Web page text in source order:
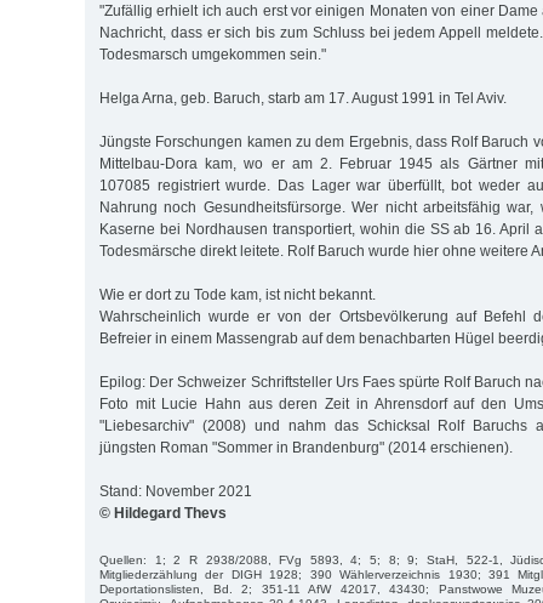
"Zufällig erhielt ich auch erst vor einigen Monaten von einer
Nachricht, dass er sich bis zum Schluss bei jedem Appell
Todesmarsch umgekommen sein."
Helga Arna, geb. Baruch, starb am 17. August 1991 in Tel Aviv.
Jüngste Forschungen kamen zu dem Ergebnis, dass Rolf Baruch
Mittelbau-Dora kam, wo er am 2. Februar 1945 als Gärtner
107085 registriert wurde. Das Lager war überfüllt, bot weder
Nahrung noch Gesundheitsfürsorge. Wer nicht arbeitsfähig
Kaserne bei Nordhausen transportiert, wohin die SS ab 16. April
Todesmärsche direkt leitete. Rolf Baruch wurde hier ohne weitere
Wie er dort zu Tode kam, ist nicht bekannt.
Wahrscheinlich wurde er von der Ortsbevölkerung auf Befehl
Befreier in einem Massengrab auf dem benachbarten Hügel
Epilog: Der Schweizer Schriftsteller Urs Faes spürte Rolf Baruch
Foto mit Lucie Hahn aus deren Zeit in Ahrensdorf auf den
"Liebesarchiv" (2008) und nahm das Schicksal Rolf Baruchs
jüngsten Roman "Sommer in Brandenburg" (2014 erschienen).
Stand: November 2021
© Hildegard Thevs
Quellen: 1; 2 R 2938/2088, FVg 5893, 4; 5; 8; 9; StaH, 522-1,
Mitgliederzählung der DIGH 1928; 390 Wählerverzeichnis 1930; 391
Deportationslisten, Bd. 2; 351-11 AfW 42017, 43430; Panstwowe